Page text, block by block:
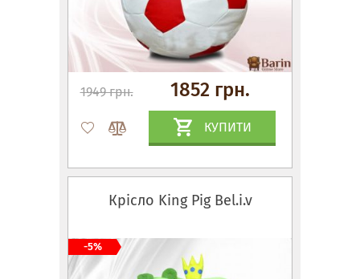
1949 грн. 1852 грн.
КУПИТИ
Крісло King Pig Bel.i.v
-5%